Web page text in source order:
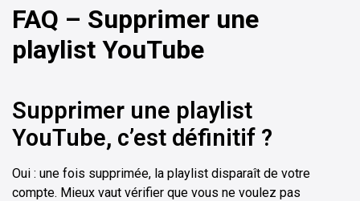
FAQ – Supprimer une
playlist YouTube
Supprimer une playlist
YouTube, c’est définitif ?
Oui : une fois supprimée, la playlist disparaît de votre
compte. Mieux vaut vérifier que vous ne voulez pas